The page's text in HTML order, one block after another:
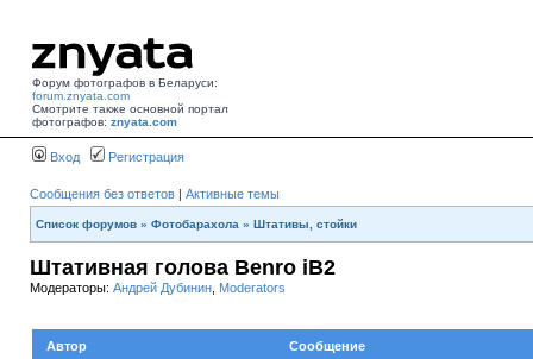
Форум фотографов в Беларуси:
forum.znyata.com
Смотрите также основной портал
фотографов: znyata.com
Вход Регистрация
Сообщения без ответов | Активные темы
Список форумов » Фотобарахола » Штативы, стойки
Штативная голова Benro iB2
Модераторы: Андрей Дубинин Moderators
Автор Сообщение